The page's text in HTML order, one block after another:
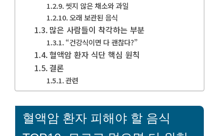
씻지 않은 채소와 과일
오래 보관된 음식
많은 사람들이 착각하는 부분
“건강식이면 다 괜찮다?”
혈액암 환자 식단 핵심 원칙
결론
관련
혈액암 환자 피해야 할 음식